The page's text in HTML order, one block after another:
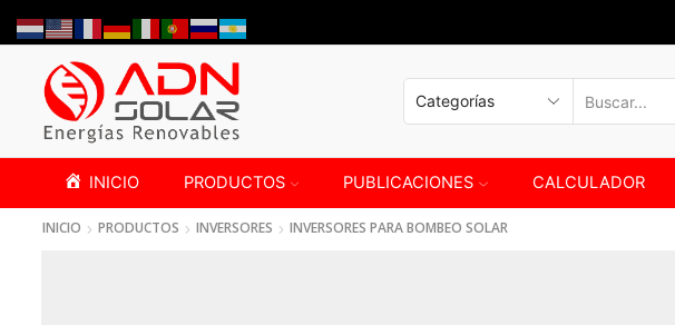
INICIO PRODUCTOS PUBLICACIONES CALCULADOR
INICIO PRODUCTOS INVERSORES INVERSORES PARA BOMBEO SOLAR